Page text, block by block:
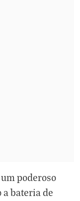
poderoso
a bateria de